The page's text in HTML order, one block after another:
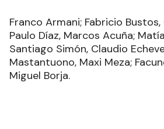
Franco Armani; Fabricio Bustos,
Paulo Díaz, Marcos Acuña;
Santiago Simón, Claudio
Mastantuono, Maxi Meza;
Miguel Borja.